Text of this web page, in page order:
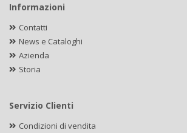
Informazioni
Contatti
News e Cataloghi
Azienda
Storia
Servizio Clienti
Condizioni di vendita